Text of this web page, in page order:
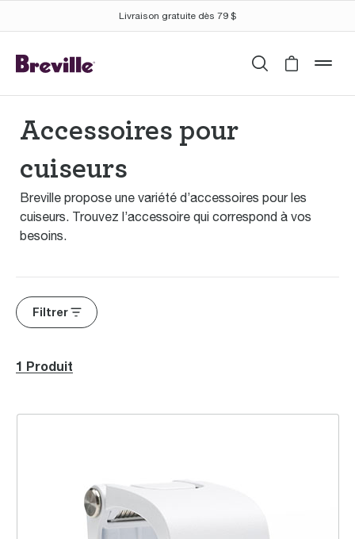
Livraison gratuite dès 79 $
Recherche
Cart is
Accessoires pour
cuiseurs
Breville propose une variété d’accessoires pour les
cuiseurs. Trouvez l’accessoire qui correspond à vos
besoins.
Filtrer
1 Produit
Joule Big Clamp